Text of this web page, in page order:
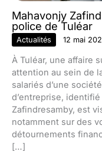
Mahavonjy
police de Tuléar
Actualités 12 mai
À Tuléar, une affaire
attention au sein de
salariés d’une
d’entreprise,
Zafindresamby, est
notamment sur des
détournements
[…]